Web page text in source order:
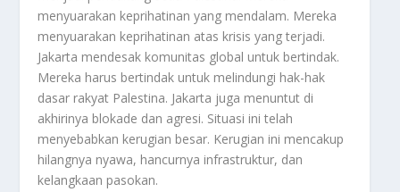
menyuarakan keprihatinan yang mendalam. Mereka
menyuarakan keprihatinan atas krisis yang terjadi.
Jakarta mendesak komunitas global untuk bertindak.
Mereka harus bertindak untuk melindungi hak-hak
dasar rakyat Palestina. Jakarta juga menuntut di
akhirinya blokade dan agresi. Situasi ini telah
menyebabkan kerugian besar. Kerugian ini mencakup
hilangnya nyawa, hancurnya infrastruktur, dan
kelangkaan pasokan.